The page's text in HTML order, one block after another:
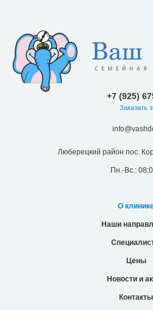
+7 (925)
Заказать
Люберецкий район пос.
Пн.-Вс.:
О
Наши
Цены
Новости и
Контакты